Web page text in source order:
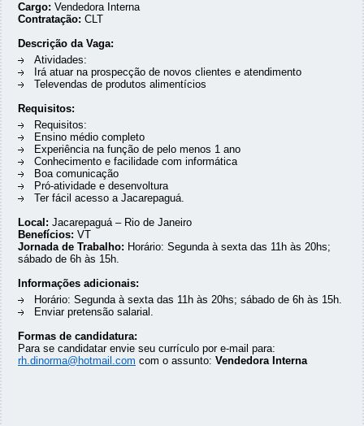
Cargo: Vendedora Interna
Contratação: CLT
Descrição da Vaga:
Atividades:
Irá atuar na prospecção de novos clientes e atendimento
Televendas de produtos alimentícios
Requisitos:
Requisitos:
Ensino médio completo
Experiência na função de pelo menos 1 ano
Conhecimento e facilidade com informática
Boa comunicação
Pró-atividade e desenvoltura
Ter fácil acesso a Jacarepaguá.
Local: Jacarepaguá – Rio de Janeiro
Benefícios: VT
Jornada de Trabalho: Horário: Segunda à sexta das 11h às 20hs;
sábado de 6h às 15h.
Informações adicionais:
Horário: Segunda à sexta das 11h às 20hs; sábado de 6h às 15h.
Enviar pretensão salarial.
Formas de candidatura:
Para se candidatar envie seu currículo por e-mail para:
rh.dinorma@hotmail.com com o assunto: Vendedora Interna